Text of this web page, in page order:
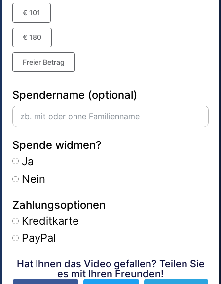
€ 101
€ 180
Freier Betrag
Spendername (optional)
Spende widmen?
Ja
Nein
Zahlungsoptionen
Kreditkarte
PayPal
Alternative:
Hat Ihnen das Video gefallen? Teilen Sie
es mit Ihren Freunden!